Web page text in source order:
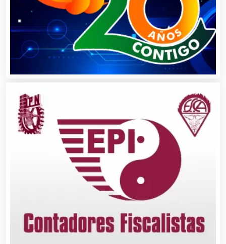
Asociaciones Empresariales
Audio, Sonido e Iluminación
Autobuses
Automatización
Automóviles Nuevos y Usados